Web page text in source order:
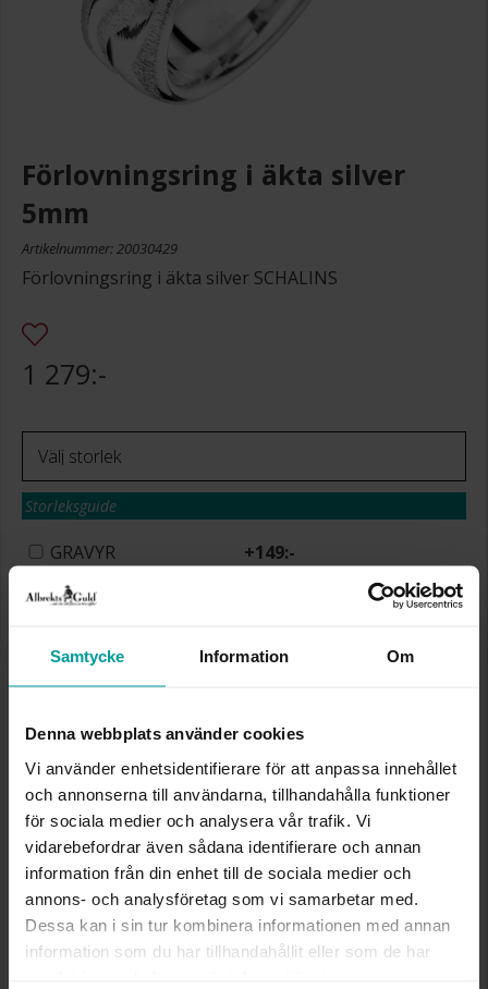
Samtycke Information Om
Denna webbplats använder cookies
Vi använder enhetsidentifierare för att anpassa innehållet
och annonserna till användarna, tillhandahålla funktioner
för sociala medier och analysera vår trafik. Vi
vidarebefordrar även sådana identifierare och annan
information från din enhet till de sociala medier och
annons- och analysföretag som vi samarbetar med.
Dessa kan i sin tur kombinera informationen med annan
information som du har tillhandahållit eller som de har
Förlovningsring i äkta silver
5mm
Artikelnummer: 20030429
Förlovningsring i äkta silver SCHALINS
1 279:-
Storleksguide
GRAVYR +149:-
Beställningsvara. Leveranstid max 15 arbetsdagar.
✅ Betala med Klarna.
VÄLJ STORLEK FÖR ATT LÄGGA I
VARUKORGEN
Köpvillkor för beställningsvaror
Öppet köp, ångerrätt och bytesrätt gäller ej för
beställningsvaror, ringar från Albrekts by Schalins
samt graverade varor. Leveranstiden är 5-15
arbetsdagar för beställningsvaror. Läs mer om